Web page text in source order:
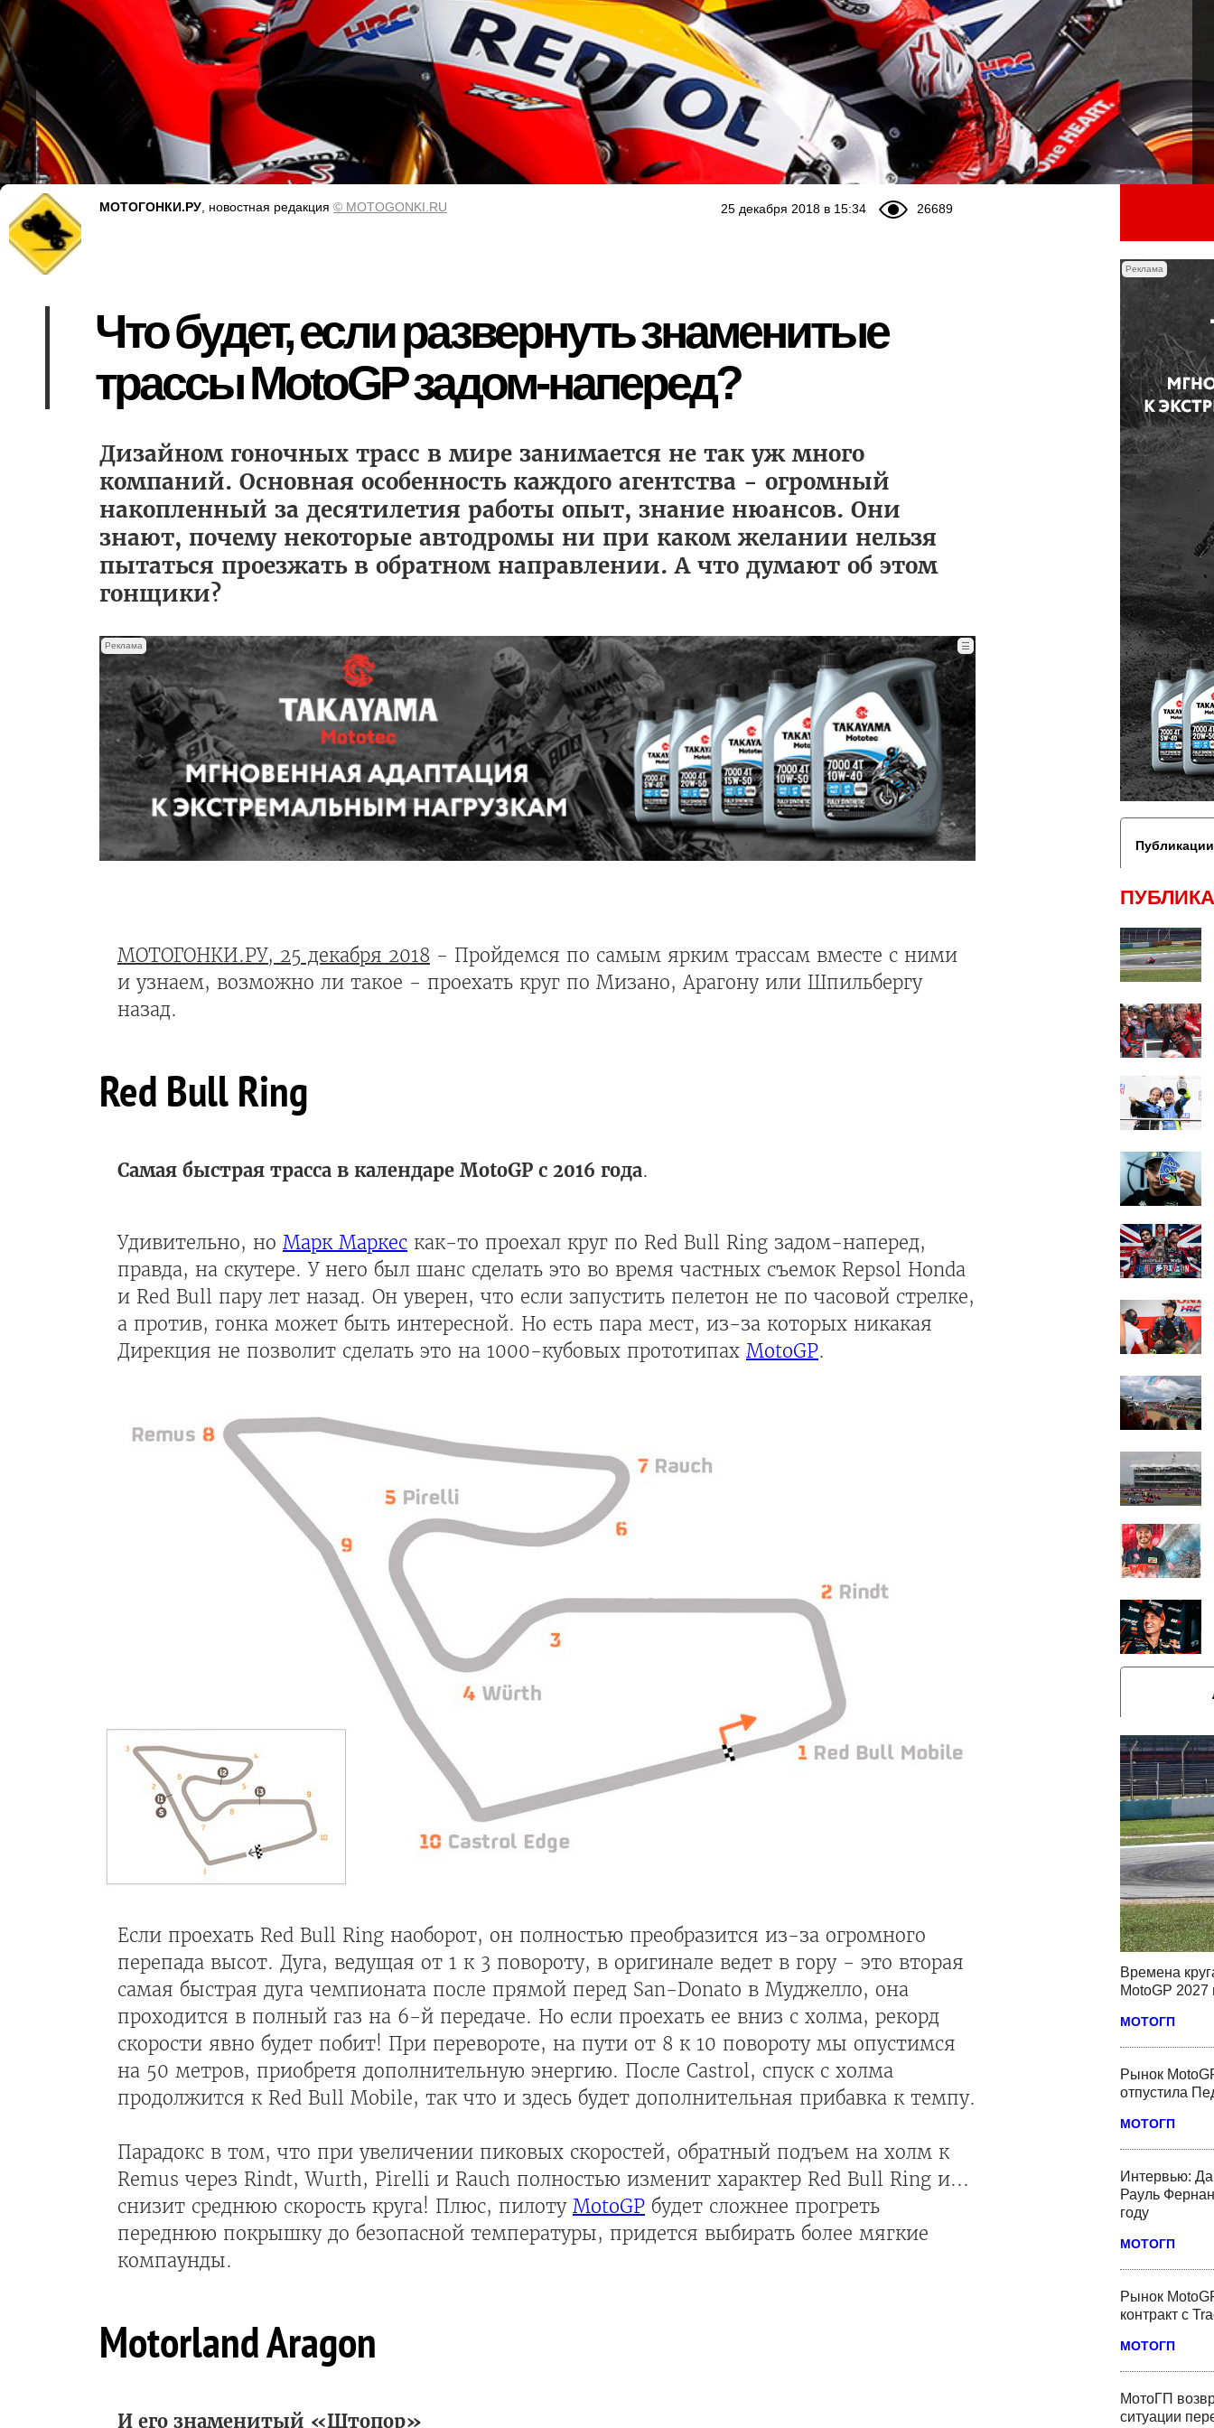
Реклама
Времена
MotoGP
МОТОГП
Рынок
отпустила
МОТОГП
Интервью:
Рауль
году
МОТОГП
Рынок
контракт с
МОТОГП
МотоГП
ситуации
26689
25 декабря 2018 в 15:34
МОТОГОНКИ.РУ , новостная редакция © MOTOGONKI.RU
Что будет, если развернуть знаменитые
трассы MotoGP задом-наперед?
Дизайном гоночных трасс в мире занимается не так уж много
компаний. Основная особенность каждого агентства - огромный
накопленный за десятилетия работы опыт, знание нюансов. Они
знают, почему некоторые автодромы ни при каком желании нельзя
пытаться проезжать в обратном направлении. А что думают об этом
гонщики?
Реклама ☰
МОТОГОНКИ.РУ, 25 декабря 2018 - Пройдемся по самым ярким трассам вместе с ними
и узнаем, возможно ли такое - проехать круг по Мизано, Арагону или Шпильбергу
назад.
Red Bull Ring
Самая быстрая трасса в календаре MotoGP с 2016 года.
Удивительно, но Марк Маркес как-то проехал круг по Red Bull Ring задом-наперед,
правда, на скутере. У него был шанс сделать это во время частных съемок Repsol Honda
и Red Bull пару лет назад. Он уверен, что если запустить пелетон не по часовой стрелке,
а против, гонка может быть интересной. Но есть пара мест, из-за которых никакая
Дирекция не позволит сделать это на 1000-кубовых прототипах MotoGP.
Если проехать Red Bull Ring наоборот, он полностью преобразится из-за огромного
перепада высот. Дуга, ведущая от 1 к 3 повороту, в оригинале ведет в гору - это вторая
самая быстрая дуга чемпионата после прямой перед San-Donato в Муджелло, она
проходится в полный газ на 6-й передаче. Но если проехать ее вниз с холма, рекорд
скорости явно будет побит! При перевороте, на пути от 8 к 10 повороту мы опустимся
на 50 метров, приобретя дополнительную энергию. После Castrol, спуск с холма
продолжится к Red Bull Mobile, так что и здесь будет дополнительная прибавка к темпу.
Парадокс в том, что при увеличении пиковых скоростей, обратный подъем на холм к
Remus через Rindt, Wurth, Pirelli и Rauch полностью изменит характер Red Bull Ring и...
снизит среднюю скорость круга! Плюс, пилоту MotoGP будет сложнее прогреть
переднюю покрышку до безопасной температуры, придется выбирать более мягкие
компаунды.
Motorland Aragon
И его знаменитый «Штопор»